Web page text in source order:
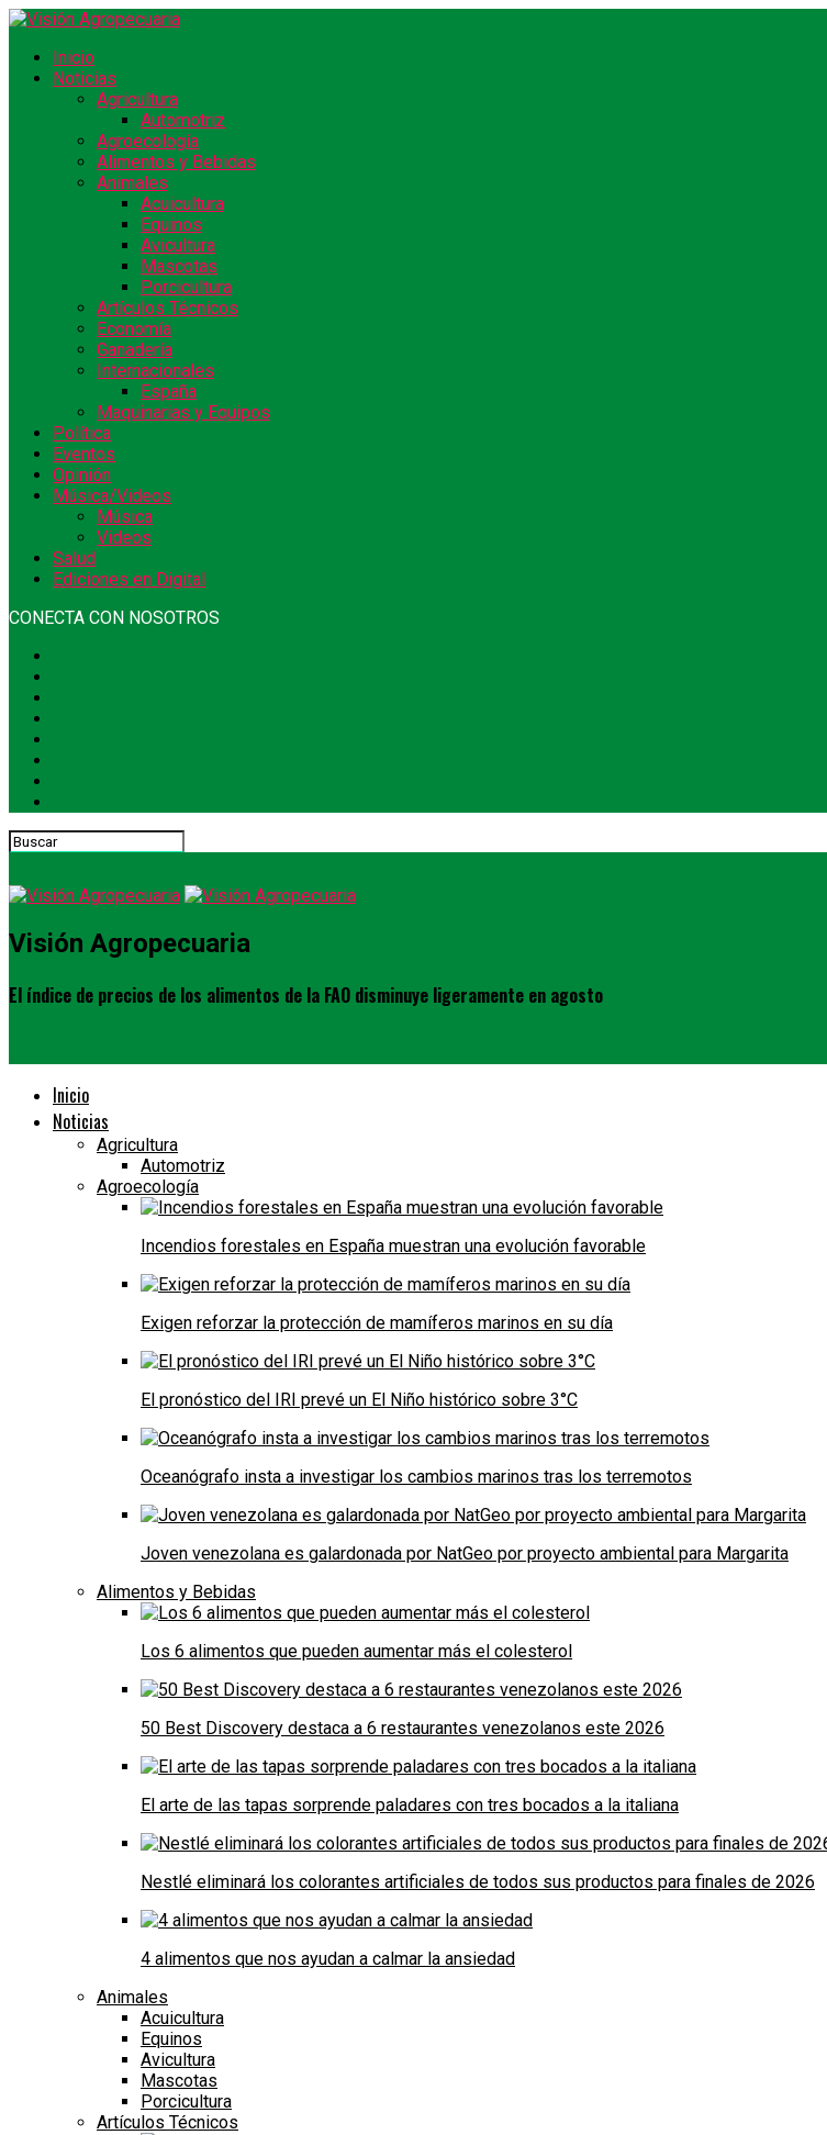
Inicio
Noticias
Agricultura
Automotriz
Agroecología
Alimentos y Bebidas
Animales
Acuicultura
Equinos
Avicultura
Mascotas
Porcicultura
Artículos Técnicos
Economía
Ganadería
Internacionales
España
Maquinarias y Equipos
Política
Eventos
Opinión
Música/Videos
Música
Videos
Salud
Ediciones en Digital
CONECTA CON NOSOTROS
Visión Agropecuaria
El índice de precios de los alimentos de la FAO disminuye ligeramente en agosto
Inicio
Noticias
Agricultura
Automotriz
Agroecología
Incendios forestales en España muestran una evolución favorable
Exigen reforzar la protección de mamíferos marinos en su día
El pronóstico del IRI prevé un El Niño histórico sobre 3°C
Oceanógrafo insta a investigar los cambios marinos tras los terremotos
Joven venezolana es galardonada por NatGeo por proyecto ambiental para Margarita
Alimentos y Bebidas
Los 6 alimentos que pueden aumentar más el colesterol
50 Best Discovery destaca a 6 restaurantes venezolanos este 2026
El arte de las tapas sorprende paladares con tres bocados a la italiana
Nestlé eliminará los colorantes artificiales de todos sus productos para finales de 2026
4 alimentos que nos ayudan a calmar la ansiedad
Animales
Acuicultura
Equinos
Avicultura
Mascotas
Porcicultura
Artículos Técnicos